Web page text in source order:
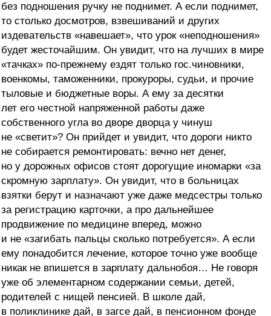
без подношения ручку не поднимет. А если поднимет,
то столько досмотров, взвешиваний и других
издевательств «навешает», что урок «неподношения»
будет жесточайшим. Он увидит, что на лучших в мире
«тачках» по-прежнему ездят только гос.чиновники,
военкомы, таможенники, прокуроры, судьи, и прочие
тыловые и бюджетные воры. А ему за десятки
лет его честной напряженной работы даже
собственного угла во дворе дворца у чинуш
не «светит»? Он прийдет и увидит, что дороги никто
не собирается ремонтировать: вечно нет денег,
но у дорожных офисов стоят дорогущие иномарки «за
скромную зарплату». Он увидит, что в больницах
взятки берут и назначают уже даже медсестры только
за регистрацию карточки, а про дальнейшее
продвижение по медицине вперед, можно
и не «загибать пальцы сколько потребуется». А если
ему понадобится лечение, которое точно уже вообще
никак не впишется в зарплату дальнобоя… Не говоря
уже об элементарном содержании семьи, детей,
родителей с нищей пенсией. В школе дай,
в поликлинике дай, в загсе дай, в пенсионном фонде